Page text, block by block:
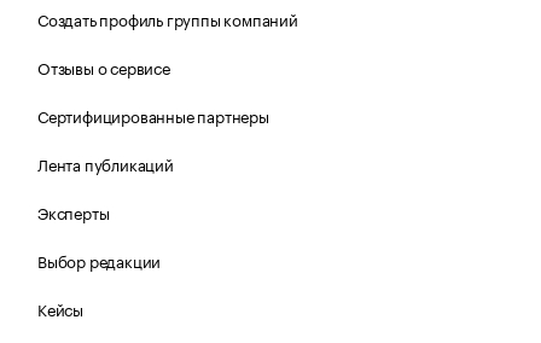
Создать профиль группы компаний
Отзывы о сервисе
Сертифицированные партнеры
Лента публикаций
Эксперты
Выбор редакции
Кейсы